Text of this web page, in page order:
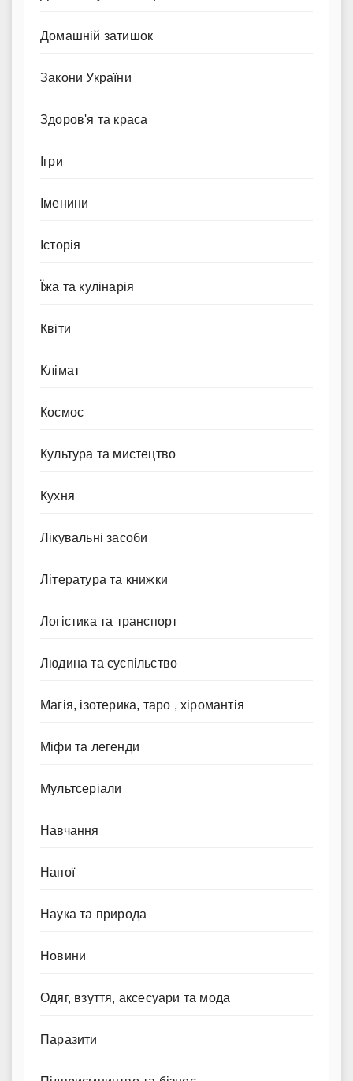
Домашній затишок
Закони України
Здоров'я та краса
Ігри
Іменини
Історія
Їжа та кулінарія
Квіти
Клімат
Космос
Культура та мистецтво
Кухня
Лікувальні засоби
Література та книжки
Логістика та транспорт
Людина та суспільство
Магія, ізотерика, таро , хіромантія
Міфи та легенди
Мультсеріали
Навчання
Напої
Наука та природа
Новини
Одяг, взуття, аксесуари та мода
Паразити